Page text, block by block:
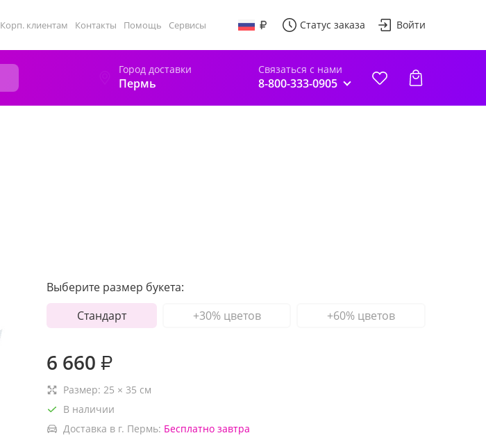
Корп. клиентам Контакты Помощь Сервисы Статус заказа Войти
Город доставки
Пермь
Связаться с нами
8-800-333-0905
Выберите размер букета:
Стандарт
+30% цветов +60% цветов
6 660 ₽
Размер: 25 × 35 см
В наличии
Доставка в г. Пермь: Бесплатно завтра